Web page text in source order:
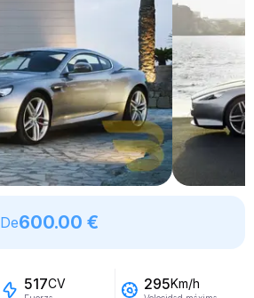
De600.00 €
517CV 295Km/h